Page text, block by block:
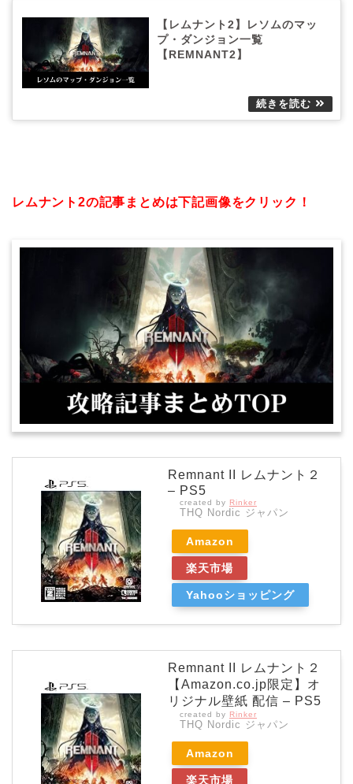
【レムナント2】レソムのマッ
プ・ダンジョン一覧
【REMNANT2】
レムナント2の記事まとめは下記画像をクリック！
Remnant II レムナント２
– PS5
created by Rinker
THQ Nordic ジャパン
Amazon
楽天市場
Yahooショッピング
Remnant II レムナント２
【Amazon.co.jp限定】オ
リジナル壁紙 配信 – PS5
created by Rinker
THQ Nordic ジャパン
Amazon
楽天市場